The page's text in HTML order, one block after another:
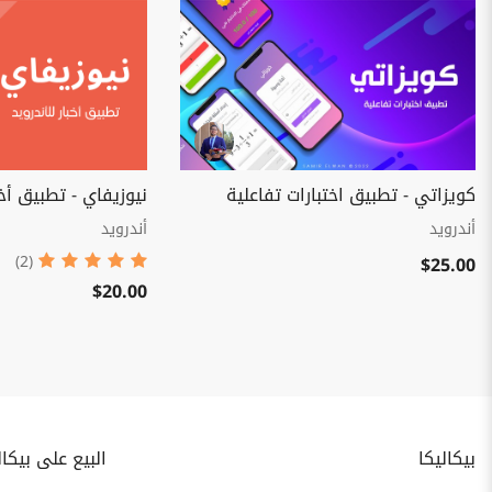
كويزاتي - تطبيق اختبارات تفاعلية
أندرويد
$25.00
نيوزيفاي - تطبيق
أندرويد
(2)
$20.00
بيكاليكا البيع على